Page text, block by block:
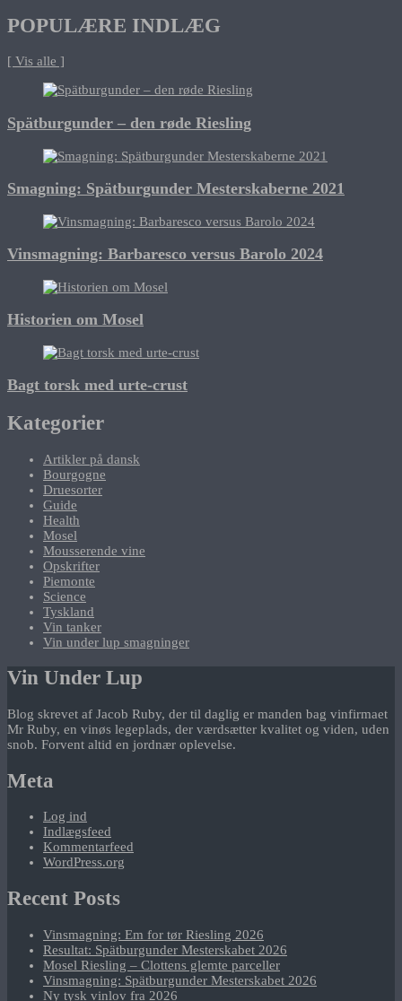
POPULÆRE INDLÆG
[ Vis alle ]
Spätburgunder – den røde Riesling
Smagning: Spätburgunder Mesterskaberne 2021
Vinsmagning: Barbaresco versus Barolo 2024
Historien om Mosel
Bagt torsk med urte-crust
Kategorier
Artikler på dansk
Bourgogne
Druesorter
Guide
Health
Mosel
Mousserende vine
Opskrifter
Piemonte
Science
Tyskland
Vin tanker
Vin under lup smagninger
Vin Under Lup
Blog skrevet af Jacob Ruby, der til daglig er manden bag vinfirmaet
Mr Ruby, en vinøs legeplads, der værdsætter kvalitet og viden, uden
snob. Forvent altid en jordnær oplevelse.
Meta
Log ind
Indlægsfeed
Kommentarfeed
WordPress.org
Recent Posts
Vinsmagning: Em for tør Riesling 2026
Resultat: Spätburgunder Mesterskabet 2026
Mosel Riesling – Clottens glemte parceller
Vinsmagning: Spätburgunder Mesterskabet 2026
Ny tysk vinlov fra 2026